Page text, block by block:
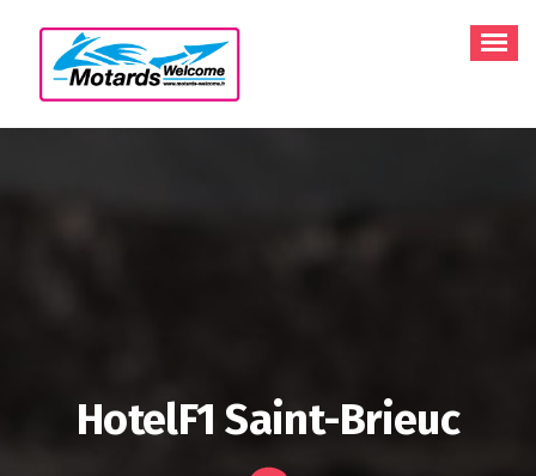
contenu
HotelF1 Saint-Brieuc